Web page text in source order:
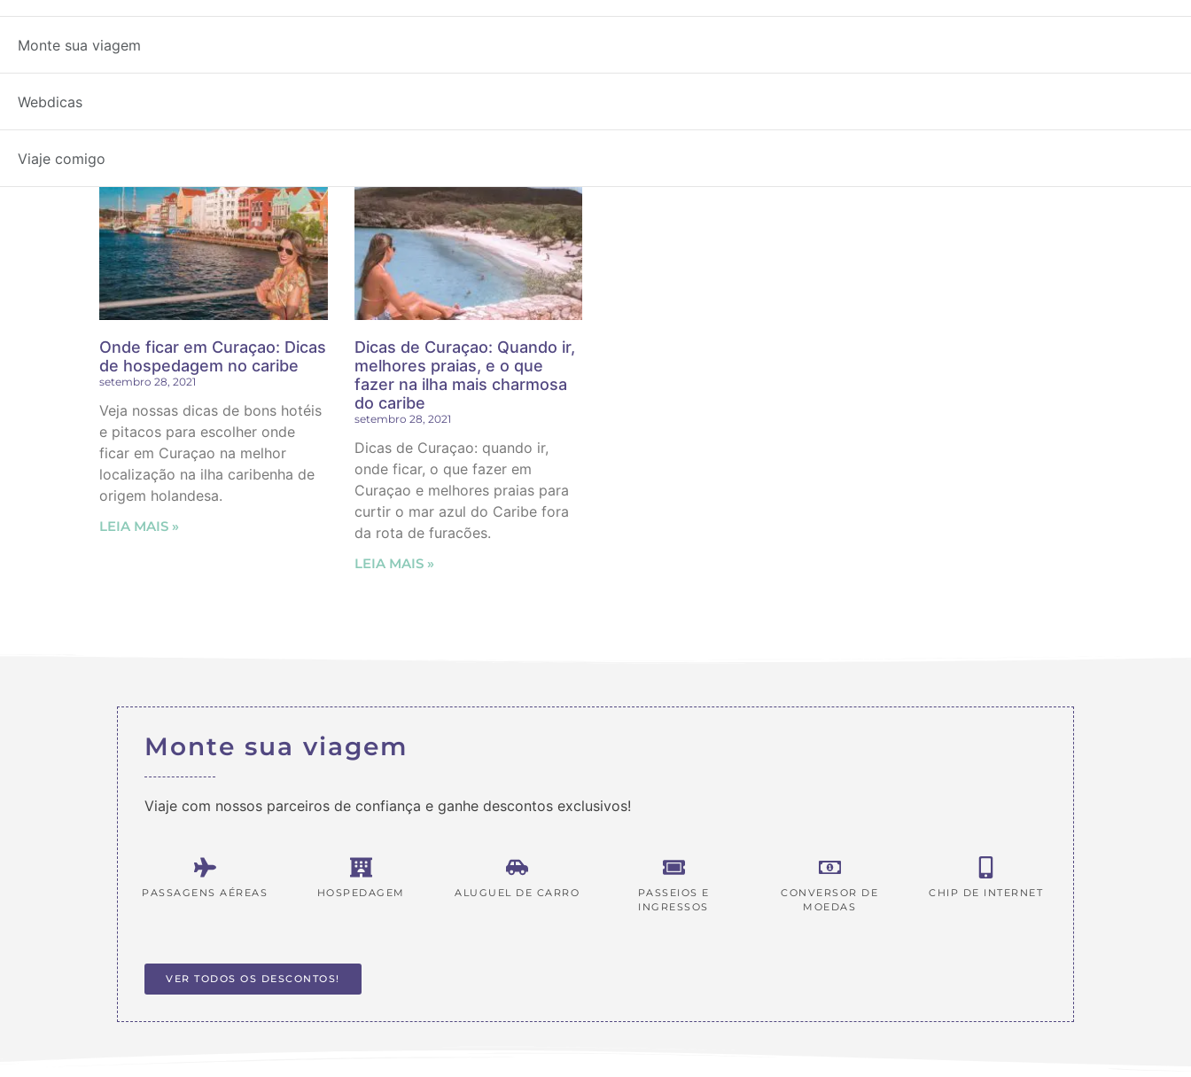
Monte sua viagem
Webdicas
Viaje comigo
Etiqueta: Caribe
Onde ficar em Curaçao: Dicas
de hospedagem no caribe
setembro 28, 2021
Veja nossas dicas de bons hotéis
e pitacos para escolher onde
ficar em Curaçao na melhor
localização na ilha caribenha de
origem holandesa.
LEIA MAIS »
Dicas de Curaçao: Quando ir,
melhores praias, e o que
fazer na ilha mais charmosa
do caribe
setembro 28, 2021
Dicas de Curaçao: quando ir,
onde ficar, o que fazer em
Curaçao e melhores praias para
curtir o mar azul do Caribe fora
da rota de furacões.
LEIA MAIS »
Monte sua viagem
Viaje com nossos parceiros de confiança e ganhe descontos exclusivos!
PASSAGENS AÉREAS HOSPEDAGEM ALUGUEL DE CARRO
PASSEIOS E
INGRESSOS
CONVERSOR DE
MOEDAS
CHIP DE INTERNET
VER TODOS OS DESCONTOS!